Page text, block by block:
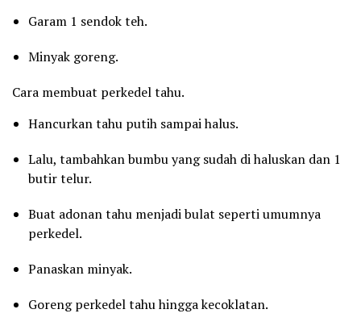
Garam 1 sendok teh.
Minyak goreng.
Cara membuat perkedel tahu.
Hancurkan tahu putih sampai halus.
Lalu, tambahkan bumbu yang sudah di haluskan dan 1
butir telur.
Buat adonan tahu menjadi bulat seperti umumnya
perkedel.
Panaskan minyak.
Goreng perkedel tahu hingga kecoklatan.